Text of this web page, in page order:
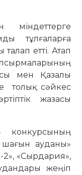
міндеттерге
тұлғаларға
талап етті. Атап
мен Қазалы
толық сәйкес
жазасы
конкурсының
шағын ауданы»
«Сырдария»,
жеңіп